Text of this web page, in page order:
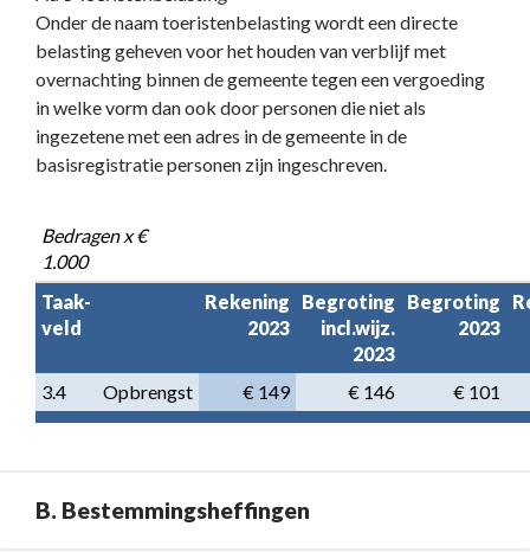
Onder de naam toeristenbelasting wordt een directe
belasting geheven voor het houden van verblijf met
overnachting binnen de gemeente tegen een vergoeding
in welke vorm dan ook door personen die niet als
ingezetene met een adres in de gemeente in de
basisregistratie personen zijn ingeschreven.
Bedragen x €
1.000
Taak-
veld
Rekening
2023
Begroting
incl.wijz.
2023
Begroting
2023
3.4 Opbrengst € 149 € 146 € 101
B. Bestemmingsheffingen